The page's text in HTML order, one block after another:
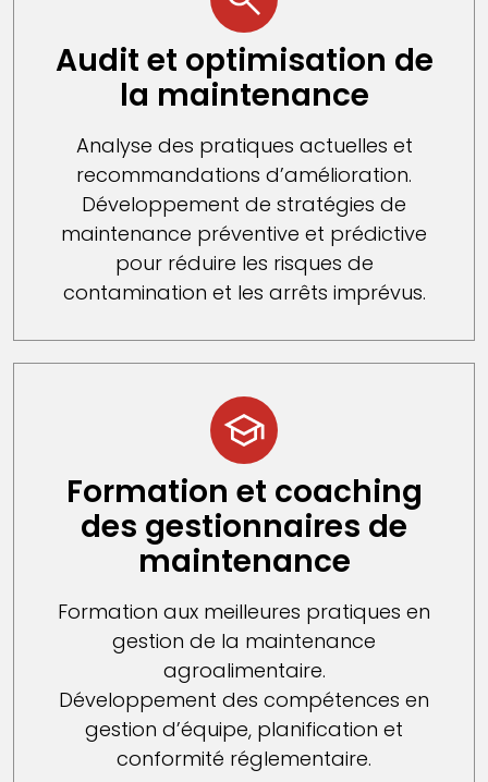
Audit et optimisation de
la maintenance
Analyse des pratiques actuelles et
recommandations d’amélioration.
Développement de stratégies de
maintenance préventive et prédictive
pour réduire les risques de
contamination et les arrêts imprévus.
Formation et coaching
des gestionnaires de
maintenance
Formation aux meilleures pratiques en
gestion de la maintenance
agroalimentaire.
Développement des compétences en
gestion d’équipe, planification et
conformité réglementaire.